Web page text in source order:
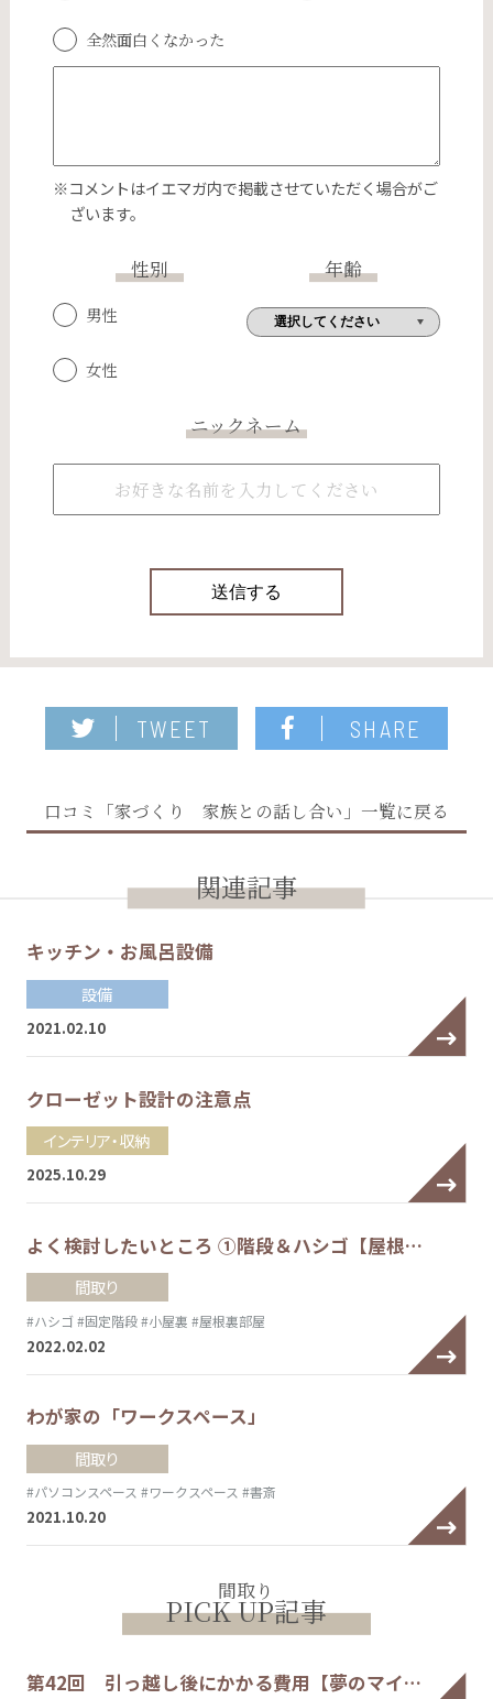
全然面白くなかった
※コメントはイエマガ内で掲載させていただく場合がご
ざいます。
性別
男性
女性
年齢
ニックネーム
TWEET SHARE
口コミ「家づくり 家族との話し合い」一覧に戻る
関連記事
キッチン・お風呂設備
設備
2021.02.10
クローゼット設計の注意点
インテリア・収納
2025.10.29
よく検討したいところ ①階段＆ハシゴ【屋根…
間取り
#ハシゴ #固定階段#小屋裏 #屋根裏部屋
2022.02.02
わが家の「ワークスペース」
間取り
#パソコンスペース #ワークスペース #書斎
2021.10.20
間取り
PICK UP記事
第42回 引っ越し後にかかる費用【夢のマイ…